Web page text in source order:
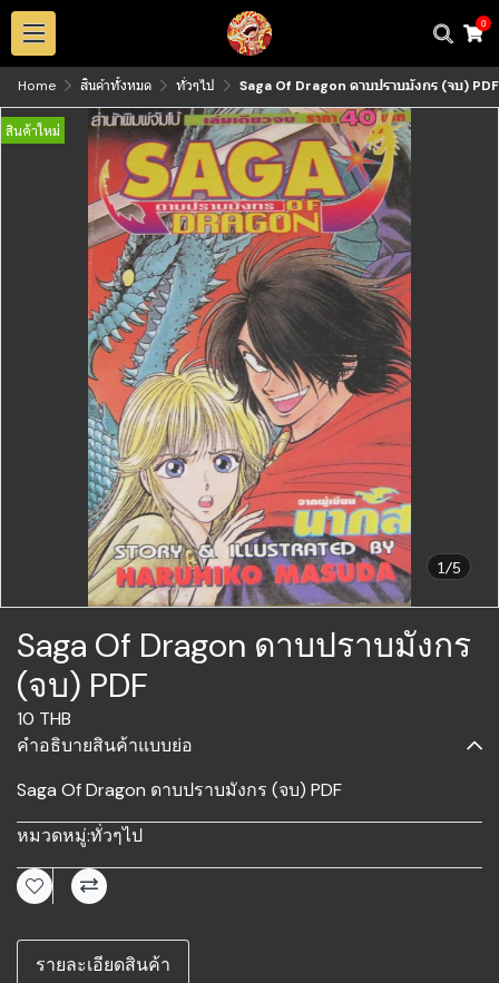
0
Home สินค้าทั้งหมด ทั่วๆไป Saga Of Dragon ดาบปราบมังกร (จบ) PDF
1/5
สินค้าใหม่
Saga Of Dragon ดาบปราบมังกร
(จบ) PDF
10 THB
คำอธิบายสินค้าแบบย่อ
Saga Of Dragon ดาบปราบมังกร (จบ) PDF
หมวดหมู่:ทั่วๆไป
รายละเอียดสินค้า